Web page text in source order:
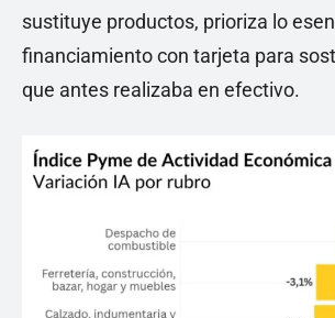
sustituye productos, prioriza lo
financiamiento con tarjeta para
que antes realizaba en efectivo.